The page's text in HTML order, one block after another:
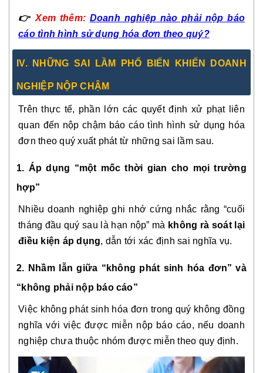
👉 Xem thêm: Doanh nghiệp nào phải nộp báo
cáo tình hình sử dụng hóa đơn theo quý?
IV. NHỮNG SAI LẦM PHỔ BIẾN KHIẾN DOANH
NGHIỆP NỘP CHẬM
Trên thực tế, phần lớn các quyết định xử phạt liên
quan đến nộp chậm báo cáo tình hình sử dụng hóa
đơn theo quý xuất phát từ những sai lầm sau.
1. Áp dụng “một mốc thời gian cho mọi trường
hợp”
Nhiều doanh nghiệp ghi nhớ cứng nhắc rằng “cuối
tháng đầu quý sau là hạn nộp” mà không rà soát lại
điều kiện áp dụng, dẫn tới xác định sai nghĩa vụ.
2. Nhầm lẫn giữa “không phát sinh hóa đơn” và
“không phải nộp báo cáo”
Việc không phát sinh hóa đơn trong quý không đồng
nghĩa với việc được miễn nộp báo cáo, nếu doanh
nghiệp chưa thuộc nhóm được miễn theo quy định.